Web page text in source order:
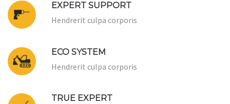
EXPERT SUPPORT
Hendrerit culpa corporis
ECO SYSTEM
Hendrerit culpa corporis
TRUE EXPERT